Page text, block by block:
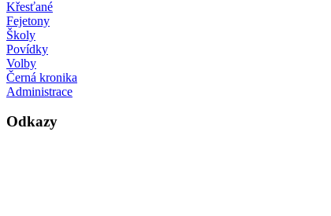
Křesťané
Fejetony
Školy
Povídky
Volby
Černá kronika
Administrace
Odkazy